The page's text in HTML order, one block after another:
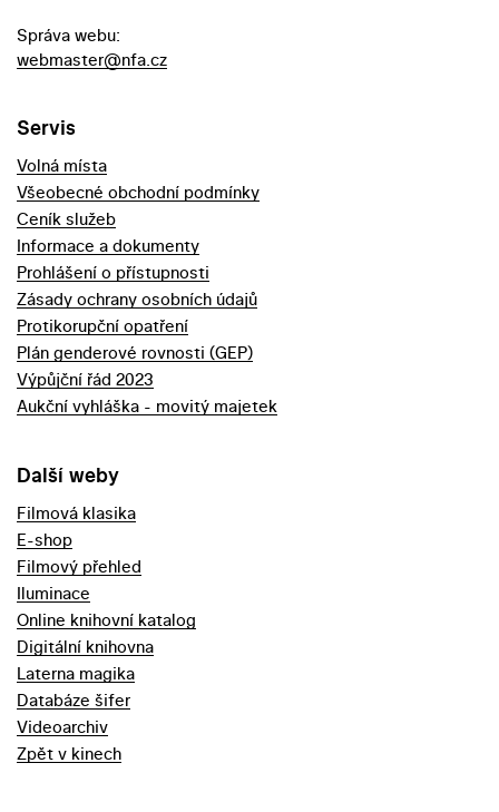
Správa webu:
webmaster@nfa.cz
Servis
Volná místa
Všeobecné obchodní podmínky
Ceník služeb
Informace a dokumenty
Prohlášení o přístupnosti
Zásady ochrany osobních údajů
Protikorupční opatření
Plán genderové rovnosti (GEP)
Výpůjční řád 2023
Aukční vyhláška - movitý majetek
Další weby
Filmová klasika
E-shop
Filmový přehled
Iluminace
Online knihovní katalog
Digitální knihovna
Laterna magika
Databáze šifer
Videoarchiv
Zpět v kinech